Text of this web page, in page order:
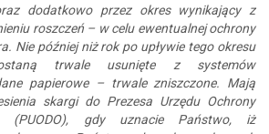
dodatkowo przez okres wynikający z
roszczeń – w celu ewentualnej ochrony
Nie później niż rok po upływie tego okresu
trwale usunięte z systemów
papierowe – trwale zniszczone. Mają
skargi do Prezesa Urzędu Ochrony
(PUODO), gdy uznacie Państwo, iż